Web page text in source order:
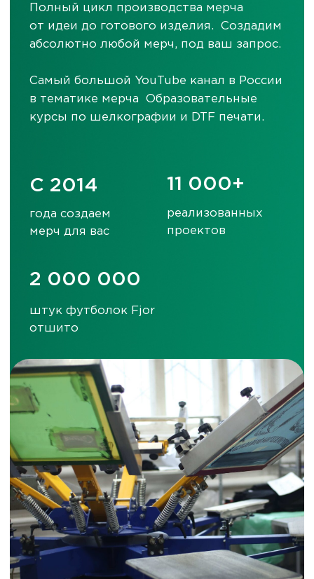
НУЖНО СРОЧНО?
+7
Я даю согласие на обработку
Подписаться на рассылку!
Будте в курсе акций и скидок!
Подписаться